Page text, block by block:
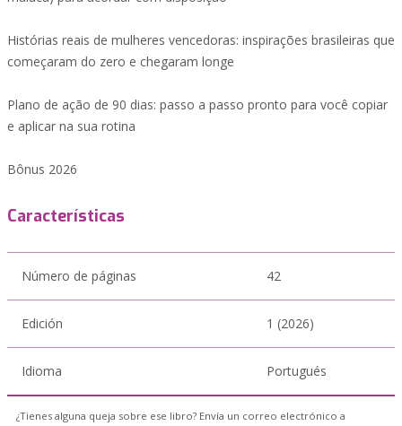
Histórias reais de mulheres vencedoras: inspirações brasileiras que
começaram do zero e chegaram longe
Plano de ação de 90 dias: passo a passo pronto para você copiar
e aplicar na sua rotina
Bônus 2026
Características
Número de páginas 42
Edición 1 (2026)
Idioma Portugués
¿Tienes alguna queja sobre ese libro? Envía un correo electrónico a